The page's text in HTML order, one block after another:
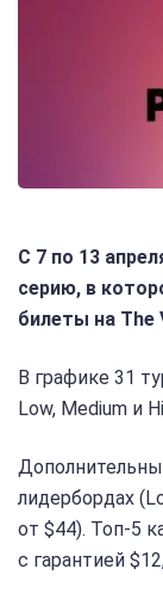
С 7 по 13
серию, в
билеты на The
В графике 31
Low, Medium и
лидербордах
от $44). Топ-5
с гарантией